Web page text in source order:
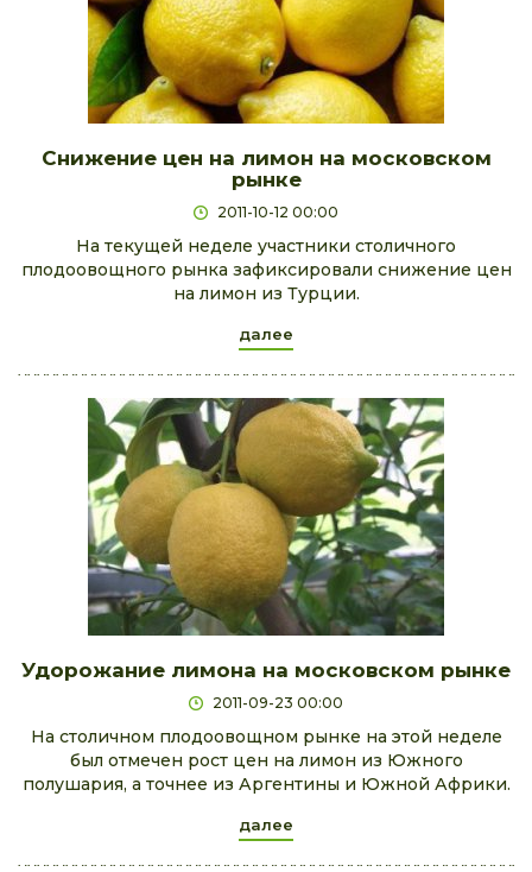
Снижение цен на лимон на московском
рынке
2011-10-12 00:00
На текущей неделе участники столичного
плодоовощного рынка зафиксировали снижение цен
на лимон из Турции.
далее
Удорожание лимона на московском рынке
2011-09-23 00:00
На столичном плодоовощном рынке на этой неделе
был отмечен рост цен на лимон из Южного
полушария, а точнее из Аргентины и Южной Африки.
далее